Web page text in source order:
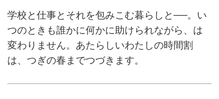
学校と仕事とそれを包みこむ暮らしと──。い
つのときも誰かに何かに助けられながら、は
変わりません。あたらしいわたしの時間割
は、つぎの春までつづきます。